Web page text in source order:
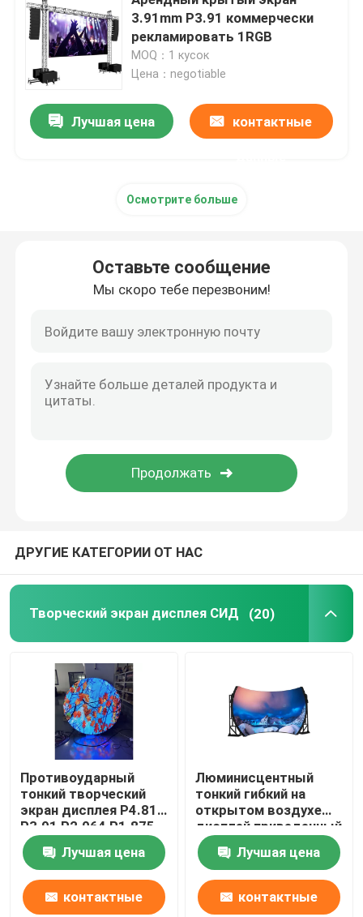
Творческий экран дисплея СИД
Экран дисплея СИД этапа
Изогнутый экран СИД
Плитки пола экрана СИД
Экран СИД зеркала
Дисплей СИД нагого глаза 3D
3.91mm P3.91 коммерчески
рекламировать 1RGB
MOQ：1 кусок
Цена：negotiable
Лучшая цена контактные
Осмотрите больше
Оставьте сообщение
Мы скоро тебе перезвоним!
ДРУГИЕ КАТЕГОРИИ ОТ НАС
Творческий экран дисплея СИД (20)
Противоударный
тонкий творческий
экран дисплея P4.81
P3.91 P2.064 P1.875
СИД
Лучшая цена
контактные
Люминисцентный
тонкий гибкий на
открытом воздухе
дисплей приведенный
противостатическое
P4.81 Лучшая цена
контактные